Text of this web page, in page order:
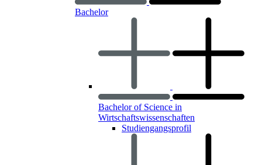
Bachelor
Bachelor of Science in
Wirtschaftswissenschaften
Studiengangsprofil